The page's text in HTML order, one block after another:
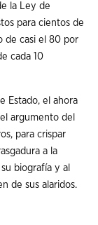
la Ley de
para cientos de
de casi el 80 por
cada 10
Estado, el ahora
argumento del
para crispar
a la
biografía y al
de sus alaridos.